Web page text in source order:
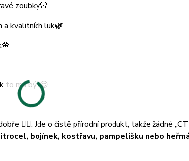
zoubky🦷
a kvalitních luk🌿
to má být😌
☝🏻. Jde o čistě přírodní produkt, takže žádné
bojínek, kostřavu, pampelišku nebo